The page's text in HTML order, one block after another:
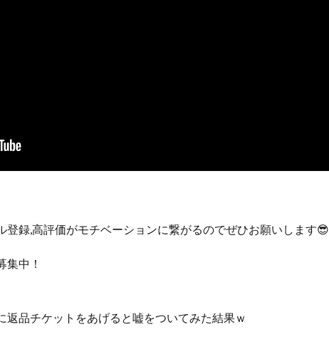
登録,高評価がモチベーションに繋がるのでぜひお願いします😎
集中！
返品チケットをあげると嘘をついてみた結果ｗ